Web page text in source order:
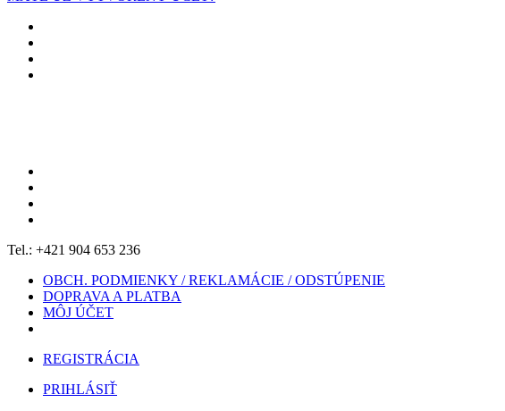
Tel.: +421 904 653 236
OBCH. PODMIENKY / REKLAMÁCIE / ODSTÚPENIE
DOPRAVA A PLATBA
MÔJ ÚČET
REGISTRÁCIA
PRIHLÁSIŤ